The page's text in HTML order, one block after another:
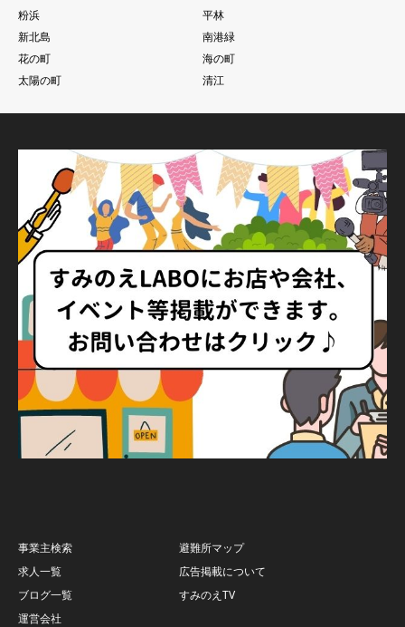
粉浜
平林
新北島
南港緑
花の町
海の町
太陽の町
清江
事業主検索
避難所マップ
求人一覧
広告掲載について
ブログ一覧
すみのえTV
運営会社